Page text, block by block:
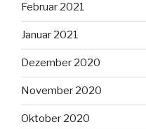
Februar 2021
Januar 2021
Dezember 2020
November 2020
Oktober 2020